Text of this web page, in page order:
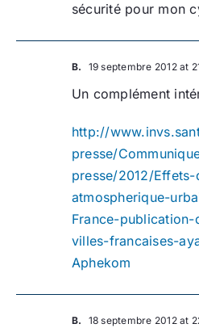
sécurité pour mon
B. 19 septembre 2012 at
Un complément
http://
presse/
presse/2012/
atmospherique-
France-
villes-francaises-
Aphekom
B. 18 septembre 2012 at